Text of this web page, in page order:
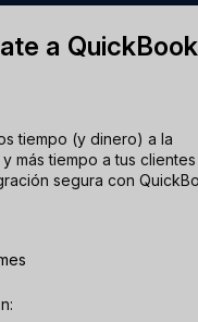
1 TP4T49/
a
tiempo (y dinero) a la
más tiempo a tus
segura con